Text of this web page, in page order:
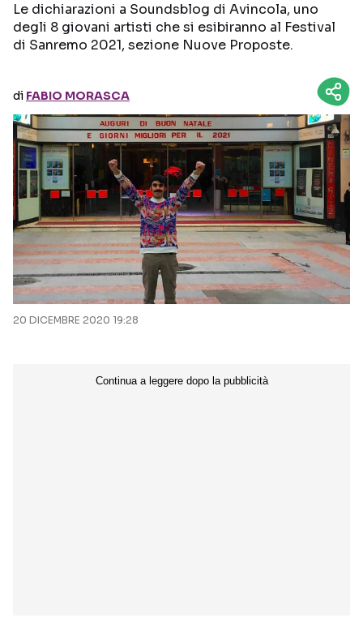
Le dichiarazioni a Soundsblog di Avincola, uno
degli 8 giovani artisti che si esibiranno al Festival
di Sanremo 2021, sezione Nuove Proposte.
di FABIO MORASCA
20 DICEMBRE 2020 19:28